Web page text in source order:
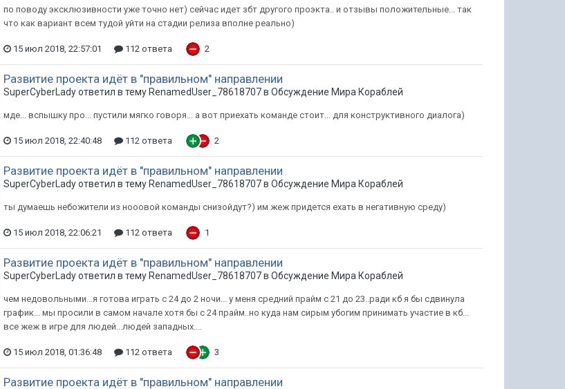
по поводу эксклюзивности уже точно нет) сейчас идет збт другого проэкта.. и отзывы положительные... так
что как вариант всем тудой уйти на стадии релиза вполне реально)
15 июл 2018, 22:57:01 112 ответа 2
Развитие проекта идёт в "правильном" направлении
SuperCyberLady ответил в тему RenamedUser_78618707 вОбсуждение Мира Кораблей
мде... вспышку про... пустили мягко говоря... а вот приехать команде стоит... для конструктивного диалога)
15 июл 2018, 22:40:48 112 ответа 2
Развитие проекта идёт в "правильном" направлении
SuperCyberLady ответил в тему RenamedUser_78618707 вОбсуждение Мира Кораблей
ты думаешь небожители из нооовой команды снизойдут?) им жеж придется ехать в негативную среду)
15 июл 2018, 22:06:21 112 ответа 1
Развитие проекта идёт в "правильном" направлении
SuperCyberLady ответил в тему RenamedUser_78618707 вОбсуждение Мира Кораблей
чем недовольными...я готова играть с 24 до 2 ночи... у меня средний прайм с 21 до 23..ради кб я бы сдвинула
график... мы просили в самом начале хотя бы с 24 прайм..но куда нам сирым убогим принимать участие в кб...
все жеж в игре для людей...людей западных....
15 июл 2018, 01:36:48 112 ответа 3
Развитие проекта идёт в "правильном" направлении